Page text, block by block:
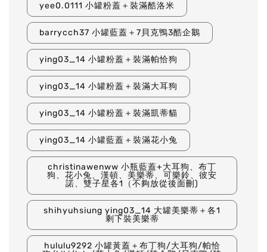
yee0.0111 小罐粉蓋＋裝滿酷洛米
barrycch37 小罐藍蓋＋7貝克鴨3酷企鵝
ying03_14 小罐粉蓋＋裝滿帕恰狗
ying03_14 小罐粉蓋＋裝滿大耳狗
ying03_14 小罐粉蓋＋裝滿凱蒂貓
ying03_14 小罐藍蓋＋裝滿花小兔
christinawenww 小瓶藍蓋+大耳狗、布丁
狗、花小兔、漢頓、美樂蒂、可樂鈴、彼安
諾、雙子星各1（不夠放從後面刪)
shihyuhsiung ying03_14 大罐美樂蒂＋各1
剩下裝美樂蒂
hululu9292 小罐黃蓋＋布丁狗/大耳狗/帕恰